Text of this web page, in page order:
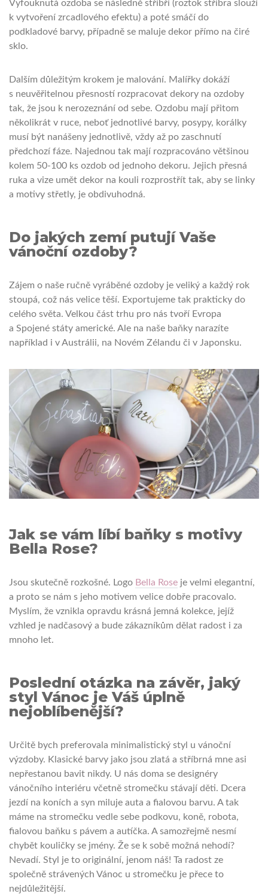
Vyfouknutá ozdoba se následně stříbří (roztok stříbra slouží
k vytvoření zrcadlového efektu) a poté smáčí do
podkladové barvy, případně se maluje dekor přímo na čiré
sklo.
Dalším důležitým krokem je malování. Malířky dokáží
s neuvěřitelnou přesností rozpracovat dekory na ozdoby
tak, že jsou k nerozeznání od sebe. Ozdobu mají přitom
několikrát v ruce, neboť jednotlivé barvy, posypy, korálky
musí být nanášeny jednotlivě, vždy až po zaschnutí
předchozí fáze. Najednou tak mají rozpracováno většinou
kolem 50-100 ks ozdob od jednoho dekoru. Jejich přesná
ruka a vize umět dekor na kouli rozprostřít tak, aby se linky
a motivy střetly, je obdivuhodná.
Do jakých zemí putují Vaše
vánoční ozdoby?
Zájem o naše ručně vyráběné ozdoby je veliký a každý rok
stoupá, což nás velice těší. Exportujeme tak prakticky do
celého světa. Velkou část trhu pro nás tvoří Evropa
a Spojené státy americké. Ale na naše baňky narazíte
například i v Austrálii, na Novém Zélandu či v Japonsku.
Jak se vám líbí baňky s motivy
Bella Rose?
Jsou skutečně rozkošné. Logo Bella Rose je velmi elegantní,
a proto se nám s jeho motivem velice dobře pracovalo.
Myslím, že vznikla opravdu krásná jemná kolekce, jejíž
vzhled je nadčasový a bude zákazníkům dělat radost i za
mnoho let.
Poslední otázka na závěr, jaký
styl Vánoc je Váš úplně
nejoblíbenější?
Určitě bych preferovala minimalistický styl u vánoční
výzdoby. Klasické barvy jako jsou zlatá a stříbrná mne asi
nepřestanou bavit nikdy. U nás doma se designéry
vánočního interiéru včetně stromečku stávají děti. Dcera
jezdí na koních a syn miluje auta a fialovou barvu. A tak
máme na stromečku vedle sebe podkovu, koně, robota,
fialovou baňku s pávem a autíčka. A samozřejmě nesmí
chybět kouličky se jmény. Že se k sobě možná nehodí?
Nevadí. Styl je to originální, jenom náš! Ta radost ze
společně strávených Vánoc u stromečku je přece to
nejdůležitější.